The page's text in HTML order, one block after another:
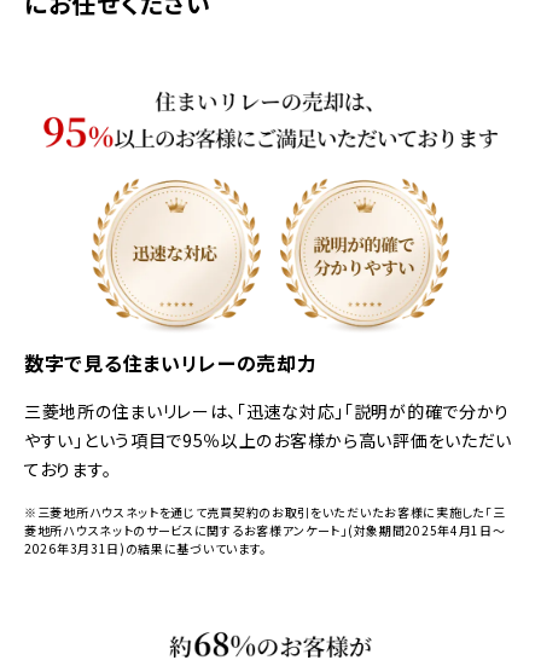
数字で見る住まいリレーの売却力
三菱地所の住まいリレーは、「迅速な対応」「説明が的確で分かり
やすい」という項目で95％以上のお客様から高い評価をいただい
ております。
※三菱地所ハウスネットを通じて売買契約のお取引をいただいたお客様に実施した「三
菱地所ハウスネットのサービスに関するお客様アンケート」(対象期間2025年4月1日～
2026年3月31日)の結果に基づいています。